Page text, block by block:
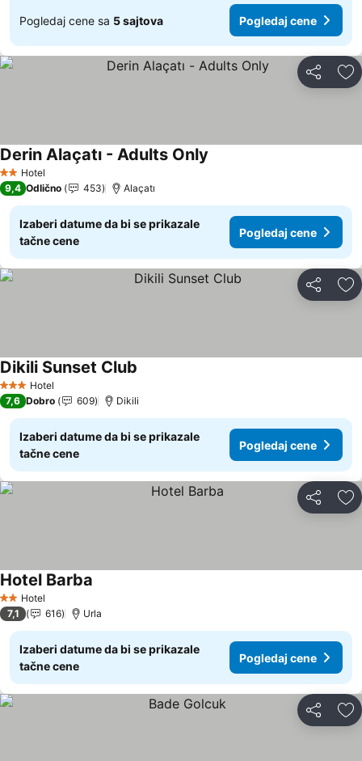
Pogledaj cene sa 5 sajtova Pogledaj cene
Deli
2 Zvezdice
Hotel
Derin Alaçatı - Adults Only
9,4 Odlično 453 Alaçatı
Izaberi datume da bi se prikazale
tačne cene
Pogledaj cene
Deli
3 Zvezdice
Hotel
Dikili Sunset Club
7,6 Dobro 609 Dikili
Izaberi datume da bi se prikazale
tačne cene
Pogledaj cene
Deli
2 Zvezdice
Hotel
Hotel Barba
7,1 616 Urla
Izaberi datume da bi se prikazale
tačne cene
Pogledaj cene
Deli